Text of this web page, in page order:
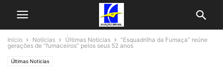
Início Notícias Últimas Noticias
“Esquadrilha da Fumaça” reúne
gerações de “fumaceiros” pelos seus 52 anos
Últimas Noticias